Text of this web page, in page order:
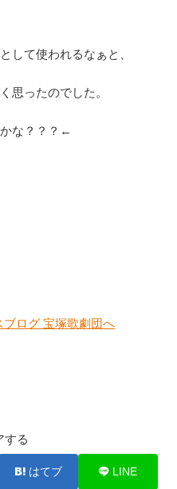
して使われるなぁと、
思ったのでした。
な？？？←
する
はてブ LINE